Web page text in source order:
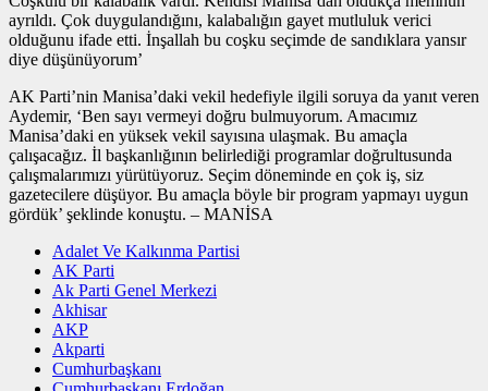
ayrıldı. Çok duygulandığını, kalabalığın gayet mutluluk verici
olduğunu ifade etti. İnşallah bu coşku seçimde de sandıklara yansır
diye düşünüyorum’
AK Parti’nin Manisa’daki vekil hedefiyle ilgili soruya da yanıt veren
Aydemir, ‘Ben sayı vermeyi doğru bulmuyorum. Amacımız
Manisa’daki en yüksek vekil sayısına ulaşmak. Bu amaçla
çalışacağız. İl başkanlığının belirlediği programlar doğrultusunda
çalışmalarımızı yürütüyoruz. Seçim döneminde en çok iş, siz
gazetecilere düşüyor. Bu amaçla böyle bir program yapmayı uygun
gördük’ şeklinde konuştu. – MANİSA
Adalet Ve Kalkınma Partisi
AK Parti
Ak Parti Genel Merkezi
Akhisar
AKP
Akparti
Cumhurbaşkanı